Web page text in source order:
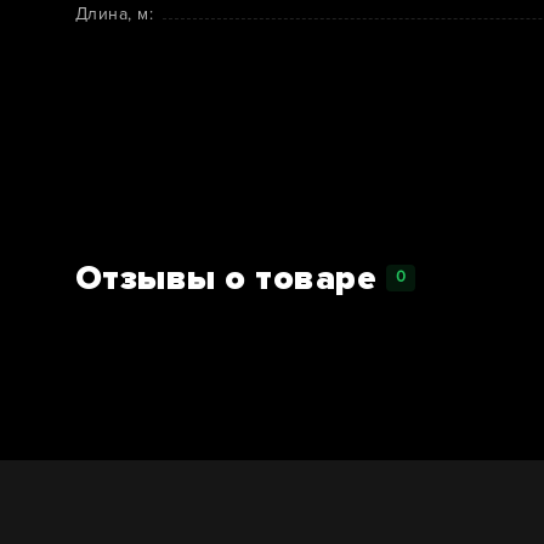
Длина, м:
Отзывы о товаре 0